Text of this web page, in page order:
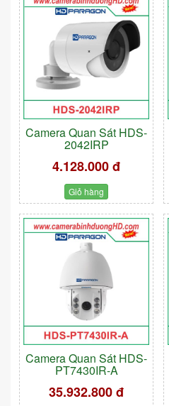
Camera Quan Sát HDS-
2042IRP
4.128.000 đ
Giỏ hàng
Camera Quan Sát HDS-
PT7430IR-A
35.932.800 đ